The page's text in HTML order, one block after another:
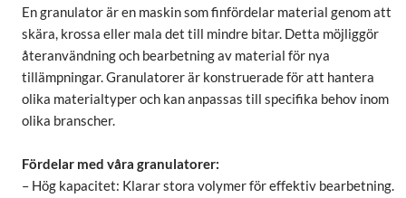
En granulator är en maskin som finfördelar material genom att
skära, krossa eller mala det till mindre bitar. Detta möjliggör
återanvändning och bearbetning av material för nya
tillämpningar. Granulatorer är konstruerade för att hantera
olika materialtyper och kan anpassas till specifika behov inom
olika branscher.
Fördelar med våra granulatorer:
– Hög kapacitet: Klarar stora volymer för effektiv bearbetning.